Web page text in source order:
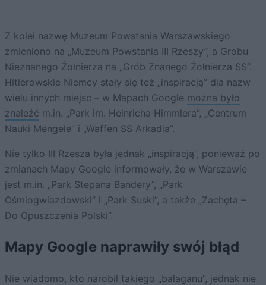
Z kolei nazwę Muzeum Powstania Warszawskiego
zmieniono na „Muzeum Powstania III Rzeszy”, a Grobu
Nieznanego Żołnierza na „Grób Znanego Żołnierza SS”.
Hitlerowskie Niemcy stały się też „inspiracją” dla nazw
wielu innych miejsc – w Mapach Google można było
znaleźć m.in. „Park im. Heinricha Himmlera”, „Centrum
Nauki Mengele” i „Waffen SS Arkadia”.
Nie tylko III Rzesza była jednak „inspiracją”, ponieważ po
zmianach Mapy Google informowały, że w Warszawie
jest m.in. „Park Stepana Bandery”, „Park
Ośmiogwiazdowski” i „Park Suski”, a także „Zachęta –
Do Opuszczenia Polski”.
Mapy Google naprawiły swój błąd
Nie wiadomo, kto narobił takiego „bałaganu”, jednak nie